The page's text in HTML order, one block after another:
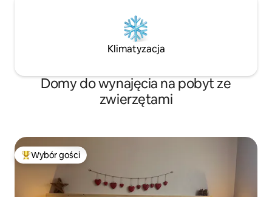
Klimatyzacja
Domy do wynajęcia na pobyt ze
zwierzętami
Najpopularniejsze z kategorii Wybór gości
Wybór gości